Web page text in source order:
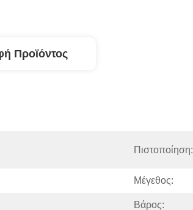
Προϊόντος
Πιστοποίηση:
Μέγεθος:
Βάρος: